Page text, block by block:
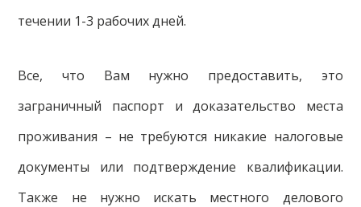
течении 1-3 рабочих дней.
Все, что Вам нужно предоставить, это
заграничный паспорт и доказательство места
проживания – не требуются никакие налоговые
документы или подтверждение квалификации.
Также не нужно искать местного делового